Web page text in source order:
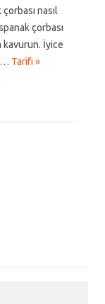
nasıl
çorbası
kavurun. İyice
Tarifi »